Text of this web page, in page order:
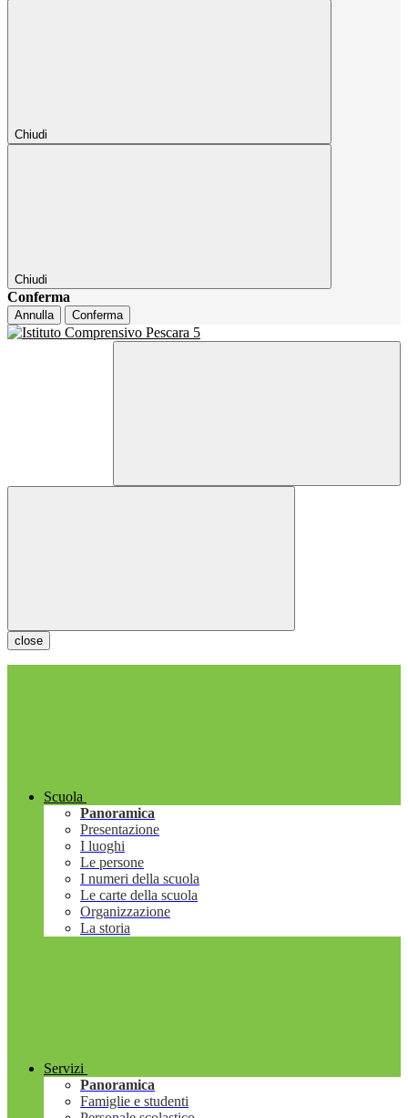
Chiudi
Chiudi
Conferma
Annulla Conferma
close
Scuola
Panoramica
Presentazione
I luoghi
Le persone
I numeri della scuola
Le carte della scuola
Organizzazione
La storia
Servizi
Panoramica
Famiglie e studenti